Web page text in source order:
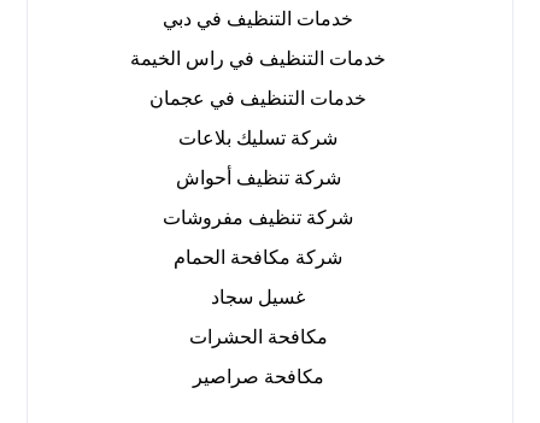
خدمات التنظيف في دبي
خدمات التنظيف في راس الخيمة
خدمات التنظيف في عجمان
شركة تسليك بلاعات
شركة تنظيف أحواش
شركة تنظيف مفروشات
شركة مكافحة الحمام
غسيل سجاد
مكافحة الحشرات
مكافحة صراصير